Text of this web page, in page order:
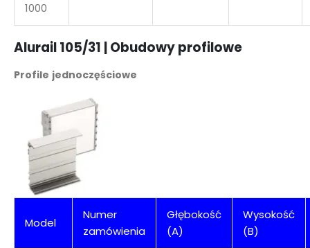
1000
Alurail 105/31 | Obudowy profilowe
Profile jednoczęściowe
Model
Numer
zamówienia
Głębokość
(A)
Wysokość
(B)